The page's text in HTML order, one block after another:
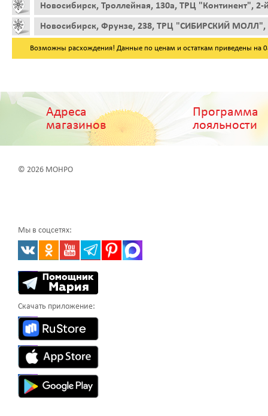
Новосибирск, Троллейная, 130а, ТРЦ "Континент", 2-
Новосибирск, Фрунзе, 238, ТРЦ "СИБИРСКИЙ МОЛЛ",
Возможны расхождения! Данные по ценам и остаткам приведены на
Адреса
магазинов
Программа
лояльности
© 2026 МОНРО
Мы в соцсетях:
Скачать приложение: